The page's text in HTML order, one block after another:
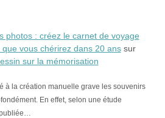
photos : créez le carnet de voyage
vous chérirez dans 20 anssur
sur la mémorisation
à la création manuelle grave les souvenirs
En effet, selon une étude